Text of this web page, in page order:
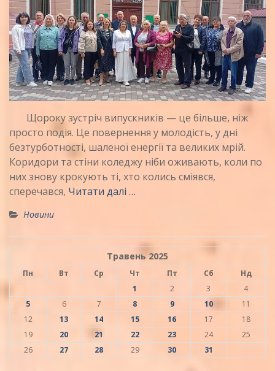
Щороку зустріч випускників — це більше, ніж
просто подія. Це повернення у молодість, у дні
безтурботності, шаленої енергії та великих мрій.
Коридори та стіни коледжу ніби оживають, коли по
них знову крокують ті, хто колись сміявся,
сперечався, Читати далі …
Новини
Травень 2025
Пн Вт Ср Чт Пт Сб
Нд
1
2 3
4
5
6 7 8 9 10
11
12
13 14 15 16 17
18
19
20 21 22 23 24
25
26
27 28 29 30 31